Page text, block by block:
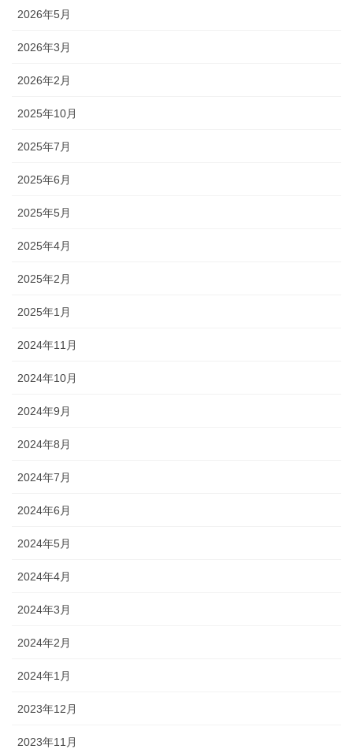
2026年5月
2026年3月
2026年2月
2025年10月
2025年7月
2025年6月
2025年5月
2025年4月
2025年2月
2025年1月
2024年11月
2024年10月
2024年9月
2024年8月
2024年7月
2024年6月
2024年5月
2024年4月
2024年3月
2024年2月
2024年1月
2023年12月
2023年11月